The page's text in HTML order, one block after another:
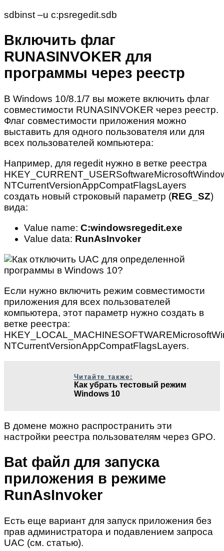
sdbinst –u c:psregedit.sdb
Включить флаг
RUNASINVOKER для
программы через реестр
В Windows 10/8.1/7 вы можете включить флаг
совместимости RUNASINVOKER через реестр.
Флаг совместимости приложения можно
выставить для одного пользователя или для
всех пользователей компьютера:
Например, для regedit нужно в ветке реестра
NTCurrentVersionAppCompatFlagsLayers
создать новый строковый параметр (REG_SZ)
вида:
Value name: C:windowsregedit.exe
Value data: RunAsInvoker
Если нужно включить режим совместимости
приложения для всех пользователей
компьютера, этот параметр нужно создать в
ветке реестра:
NTCurrentVersionAppCompatFlagsLayers.
Читайте также:
Как убрать тестовый режим
Windows 10
В домене можно распространить эти
настройки реестра пользователям через GPO.
Bat файл для запуска
приложения в режиме
RunAsInvoker
Есть еще вариант для запуск приложения без
прав администратора и подавлением запроса
UAC (см. статью).